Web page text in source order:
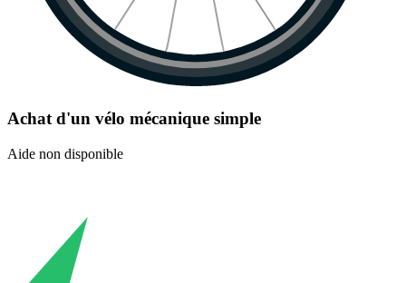
Achat d'un vélo mécanique simple
Aide non disponible